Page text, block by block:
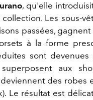
, qu'elle
Les sous-
passées,
à la forme
sont
aux
des robes
Le résultat est